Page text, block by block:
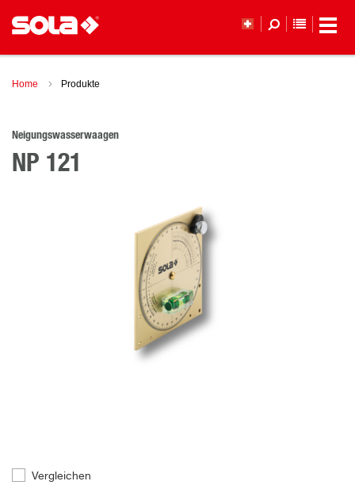
Home Produkte
Neigungswasserwaagen
NP 121
Vergleichen